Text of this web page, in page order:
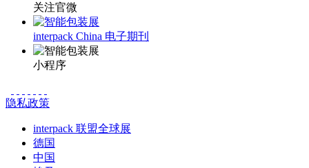
关注官微
interpack China 电子期刊
小程序
隐私政策
interpack 联盟全球展
德国
中国